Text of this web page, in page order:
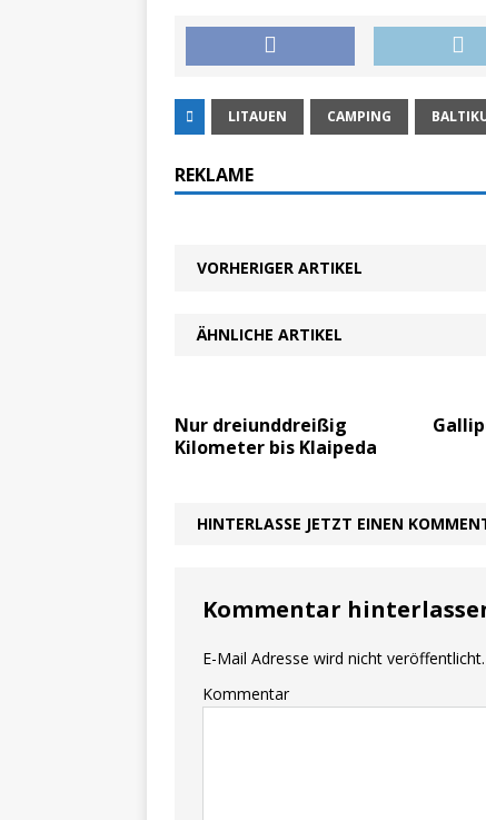
LITAUEN CAMPING
REKLAME
VORHERIGER ARTIKEL
ÄHNLICHE ARTIKEL
Nur dreiunddreißig
Kilometer bis Klaipeda
HINTERLASSE JETZT EINEN
Kommentar
E-Mail Adresse wird nicht veröffentlicht.
Kommentar